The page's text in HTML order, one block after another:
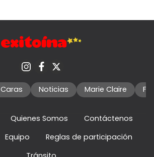
Caras Noticias Marie Claire
Quienes Somos
Contáctenos
Equipo
Reglas de participación